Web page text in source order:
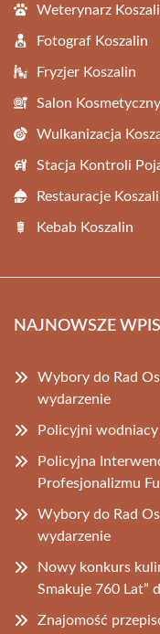
Weterynarz
Fotograf Koszalin
Fryzjer Koszalin
Salon
Wulkanizacja
Stacja Kontroli
Restauracje
Kebab Koszalin
NAJNOWSZE
Wybory do Rad
wydarzenie
Policyjni
Policyjna
Profesjonalizmu
Wybory do Rad
wydarzenie
Nowy konkurs
Smakuje 760 Lat”
Znajomość